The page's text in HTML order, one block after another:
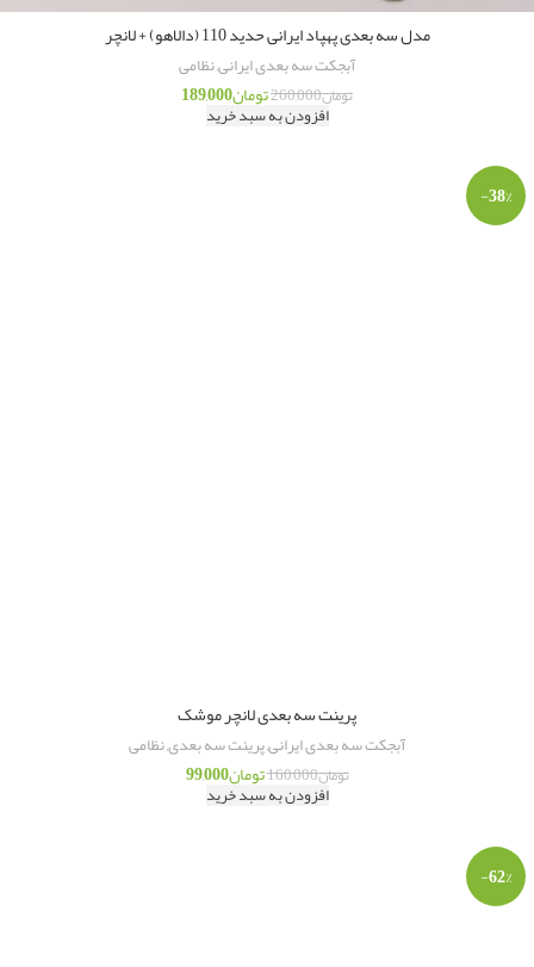
مدل سه بعدی پهپاد ایرانی حدید 110 (دالاهو) + لانچر
آبجکت سه بعدی ایرانی,نظامی
تومان260,000تومان189,000
افزودن به سبد خرید
-38%
پرینت سه بعدی لانچر موشک
آبجکت سه بعدی ایرانی,پرینت سه بعدی,نظامی
تومان160,000تومان99,000
افزودن به سبد خرید
-62%